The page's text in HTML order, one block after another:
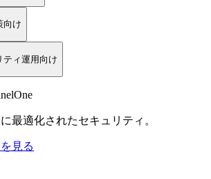
向け
ティ運用向け
最適化されたセキュリティ。
見る